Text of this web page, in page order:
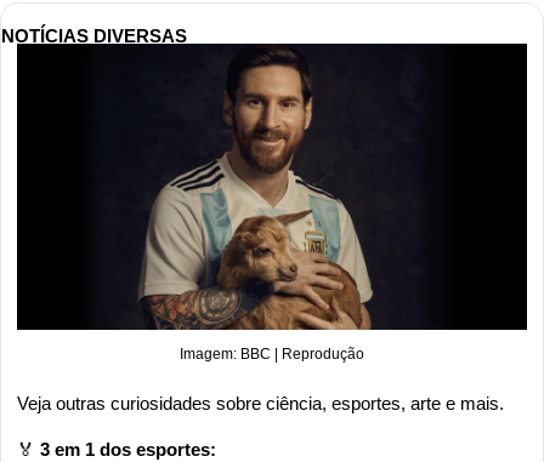
NOTÍCIAS DIVERSAS
Imagem: BBC | Reprodução
Veja outras curiosidades sobre ciência, esportes, arte e mais.
🏅 3 em 1 dos esportes: